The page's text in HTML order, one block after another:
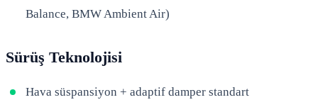
Balance, BMW Ambient Air)
Sürüş Teknolojisi
Hava süspansiyon + adaptif damper standart